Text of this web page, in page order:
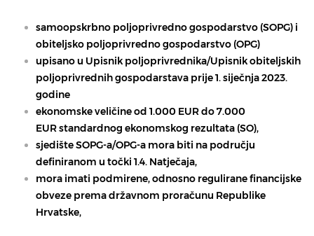
samoopskrbno poljoprivredno gospodarstvo (SOPG) i
obiteljsko poljoprivredno gospodarstvo (OPG)
upisano u Upisnik poljoprivrednika/Upisnik obiteljskih
poljoprivrednih gospodarstava prije 1. siječnja 2023.
godine
ekonomske veličine od 1.000 EUR do 7.000
EURstandardnog ekonomskog rezultata (SO),
sjedište SOPG-a/OPG-a mora biti na području
definiranom u točki 1.4. Natječaja,
mora imati podmirene, odnosno regulirane financijske
obveze prema državnom proračunu Republike
Hrvatske,